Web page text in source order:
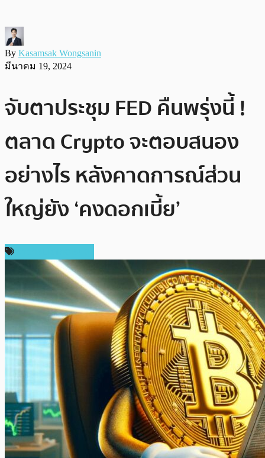
By Kasamsak Wongsanin
มีนาคม 19, 2024
จับตาประชุม FED คืนพรุ่งนี้ !
ตลาด Crypto จะตอบสนอง
อย่างไร หลังคาดการณ์ส่วน
ใหญ่ยัง ‘คงดอกเบี้ย’